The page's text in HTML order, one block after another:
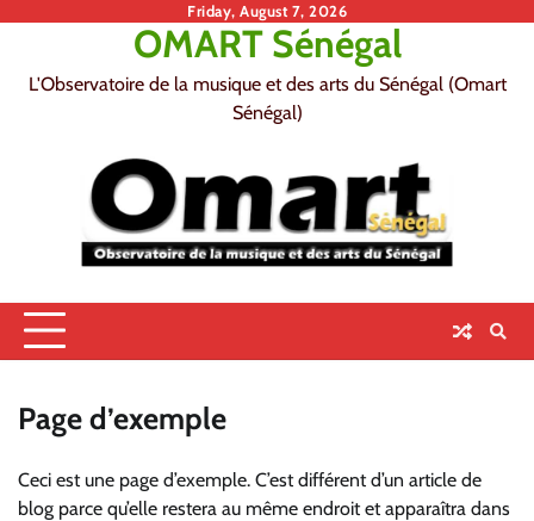
Friday, August 7, 2026
OMART Sénégal
L'Observatoire de la musique et des arts du Sénégal (Omart
Sénégal)
Page d’exemple
Ceci est une page d’exemple. C’est différent d’un article de
blog parce qu’elle restera au même endroit et apparaîtra dans